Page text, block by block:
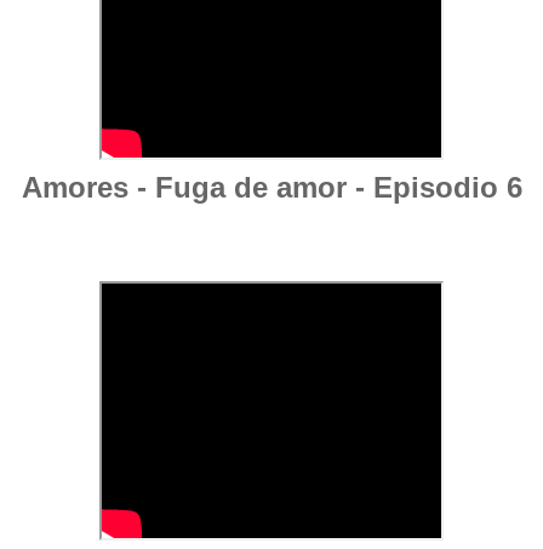
Amores - Fuga de amor - Episodio 6